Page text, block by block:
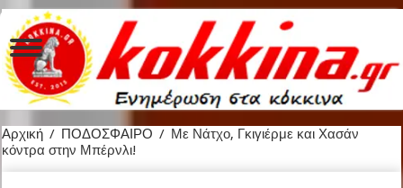
Αρχική / ΠΟΔΟΣΦΑΙΡΟ / Με Νάτχο, Γκιγιέρμε και Χασάν
κόντρα στην Μπέρνλι!